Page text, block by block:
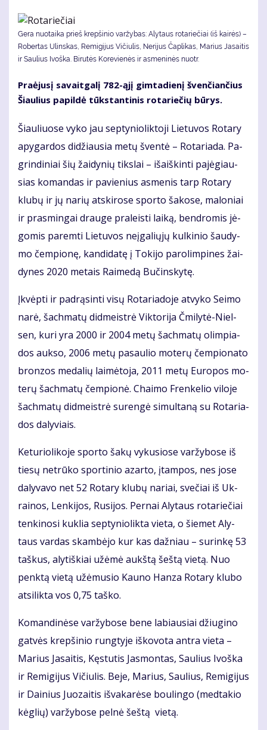
Gera nuotaika prieš krepšinio varžybas: Alytaus rotariečiai (iš kairės) –
Robertas Ulinskas, Remigijus Vičiulis, Nerijus Čaplikas, Marius Jasaitis
ir Saulius Ivoška. Bi­ru­tės Ko­re­vie­nės ir as­me­ni­nės nuotr.
Pra­ėju­sį sa­vait­ga­lį 782-ąjį gim­ta­die­nį šven­čian­čius
Šiau­lius pa­pil­dė tūks­tan­ti­nis ro­ta­rie­čių bū­rys.
Šiau­liuo­se vy­ko jau sep­ty­nio­lik­to­ji Lie­tu­vos Ro­ta­ry
apy­gar­dos di­džiau­sia me­tų šven­tė – Ro­ta­ria­da. Pa­
grin­di­niai šių žai­dy­nių tiks­lai – iš­aiš­kin­ti pa­jė­giau­
sias ko­man­das ir pa­vie­nius as­me­nis tarp Ro­ta­ry
klu­bų ir jų na­rių at­ski­ro­se spor­to ša­ko­se, ma­lo­niai
ir pra­smin­gai drau­ge pra­leis­ti lai­ką, ben­dro­mis jė­
go­mis pa­rem­ti Lie­tu­vos ne­įga­lių­jų kul­ki­nio šau­dy­
mo čem­pio­nę, kan­di­da­tę į To­ki­jo pa­ro­lim­pi­nes žai­
dy­nes 2020 me­tais Rai­me­dą Bu­čins­ky­tę.
Įkvėp­ti ir pa­drą­sin­ti vi­sų Ro­ta­ria­do­je at­vy­ko Sei­mo
na­rė, šach­ma­tų did­meist­rė Vik­to­ri­ja Čmi­ly­tė-Niel­
sen, ku­ri yra 2000 ir 2004 me­tų šach­ma­tų olim­pia­
dos auk­so, 2006 me­tų pa­sau­lio mo­te­rų čem­pio­na­to
bron­zos me­da­lių lai­mė­to­ja, 2011 me­tų Eu­ro­pos mo­
te­rų šach­ma­tų čem­pio­nė. Chai­mo Fren­ke­lio vi­lo­je
šach­ma­tų did­meist­rė su­ren­gė si­mul­ta­ną su Ro­ta­ria­
dos da­ly­viais.
Ke­tu­rio­li­ko­je spor­to ša­kų vy­ku­sio­se var­žy­bo­se iš
tie­sų ne­trū­ko spor­ti­nio azar­to, įtam­pos, nes jo­se
da­ly­va­vo net 52 Ro­ta­ry klu­bų na­riai, sve­čiai iš Uk­
rai­nos, Len­ki­jos, Ru­si­jos. Per­nai Aly­taus ro­ta­rie­čiai
ten­ki­no­si kuk­lia sep­ty­nio­lik­ta vie­ta, o šie­met Aly­
taus var­das skam­bė­jo kur kas daž­niau – su­rin­kę 53
taš­kus, aly­tiš­kiai už­ėmė aukš­tą šeš­tą vie­tą. Nuo
penk­tą vie­tą už­ėmu­sio Kau­no Han­za Ro­ta­ry klu­bo
at­si­lik­ta vos 0,75 taš­ko.
Ko­man­di­nė­se var­žy­bo­se be­ne la­biau­siai džiu­gi­no
gat­vės krep­ši­nio rung­ty­je iš­ko­vo­ta an­tra vie­ta –
Ma­rius Ja­sai­tis, Kęs­tu­tis Jas­mon­tas, Sau­lius Ivoš­ka
ir Re­mi­gi­jus Vi­čiu­lis. Be­je, Ma­rius, Sau­lius, Re­mi­gi­jus
ir Dai­nius Juo­zai­tis iš­va­ka­rė­se bou­lin­go (med­ta­kio
kėg­lių) var­žy­bo­se pel­nė šeš­tą vie­tą.